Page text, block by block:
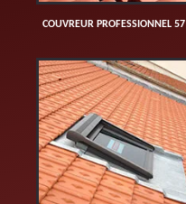
COUVREUR PROFESSIONNEL 57